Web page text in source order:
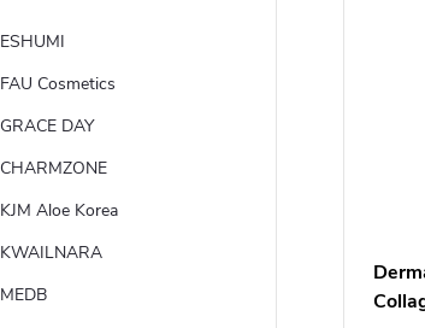
ESHUMI
FAU Cosmetics
GRACE DAY
CHARMZONE
KJM Aloe Korea
KWAILNARA
MEDB